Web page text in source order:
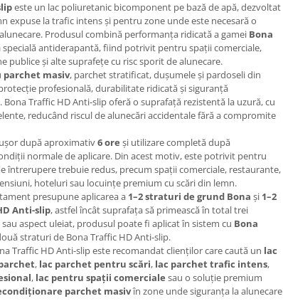
este un lac poliuretanic bicomponent pe bază de apă, dezvoltat
expuse la trafic intens și pentru zone unde este necesară o
Produsul combină performanța ridicată a gamei Bona
antiderapantă, fiind potrivit pentru spații comerciale,
publice și alte suprafețe cu risc sporit de alunecare.
parchet masiv, parchet stratificat, dușumele și pardoseli din
profesională, durabilitate ridicată și siguranță
Traffic HD Anti-slip oferă o suprafață rezistentă la uzură, cu
reducând riscul de alunecări accidentale fără a compromite
după aproximativ6 ore și utilizare completă după
normale de aplicare. Din acest motiv, este potrivit pentru
întrerupere trebuie redus, precum spații comerciale, restaurante,
hoteluri sau locuințe premium cu scări din lemn.
presupune aplicarea a 1–2 straturi de grund Bona și 1–2
Anti-slip, astfel încât suprafața să primească în total trei
aspect uleiat, produsul poate fi aplicat în sistem cu Bona
straturi de Bona Traffic HD Anti-slip.
Traffic HD Anti-slip este recomandat clienților care caută un lac
, lac parchet pentru scări, lac parchet trafic intens,
, lac pentru spații comerciale sau o soluție premium
parchet masivîn zone unde siguranța la alunecare